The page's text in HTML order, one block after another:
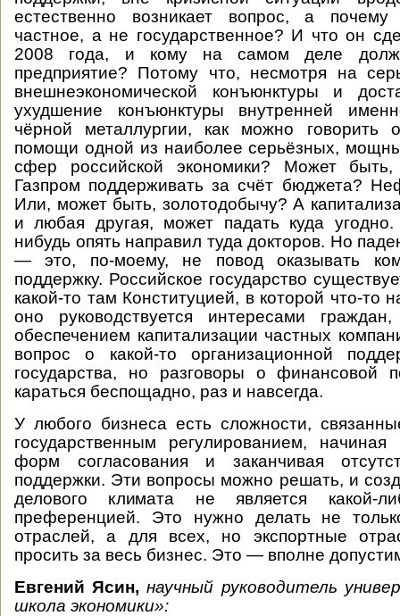
естественно возникает вопрос, а почему
частное, а не государственное? И что он
2008 года, и кому на самом деле
предприятие? Потому что, несмотря на
внешнеэкономической конъюнктуры и
ухудшение конъюнктуры внутренней
чёрной металлургии, как можно говорить о
помощи одной из наиболее серьёзных,
сфер российской экономики? Может
Газпром поддерживать за счёт бюджета?
Или, может быть, золотодобычу? А
и любая другая, может падать куда
нибудь опять направил туда докторов. Но
— это, по-моему, не повод оказывать
поддержку. Российское государство
какой-то там Конституцией, в которой что-то
оно руководствуется интересами
обеспечением капитализации частных
вопрос о какой-то организационной
государства, но разговоры о финансовой
караться беспощадно, раз и навсегда.
У любого бизнеса есть сложности,
государственным регулированием,
форм согласования и заканчивая
поддержки. Эти вопросы можно решать, и
делового климата не является какой-
преференцией. Это нужно делать не
отраслей, а для всех, но экспортные
просить за весь бизнес. Это — вполне
Евгений Ясин, научный руководитель
школа экономики»: